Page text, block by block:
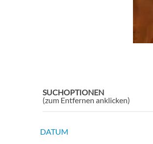
SUCHOPTIONEN
(zum Entfernen anklicken)
DATUM